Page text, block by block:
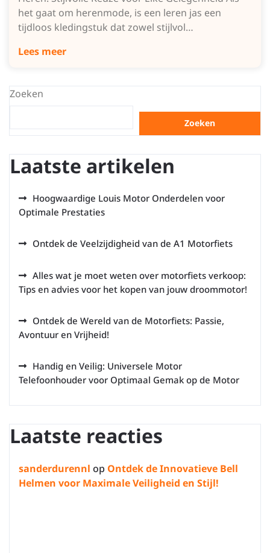
het gaat om herenmode, is een leren jas een
tijdloos kledingstuk dat zowel stijlvol…
Lees meer
Zoeken
Zoeken
Laatste artikelen
Hoogwaardige Louis Motor Onderdelen voor
Optimale Prestaties
Ontdek de Veelzijdigheid van de A1 Motorfiets
Alles wat je moet weten over motorfiets verkoop:
Tips en advies voor het kopen van jouw droommotor!
Ontdek de Wereld van de Motorfiets: Passie,
Avontuur en Vrijheid!
Handig en Veilig: Universele Motor
Telefoonhouder voor Optimaal Gemak op de Motor
Laatste reacties
sanderdurennl op Ontdek de Innovatieve Bell
Helmen voor Maximale Veiligheid en Stijl!